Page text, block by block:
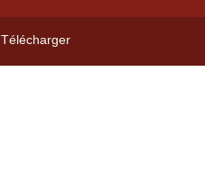
Télécharger